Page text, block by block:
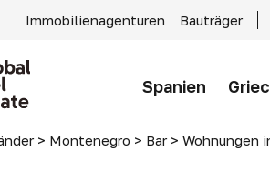
Immobilienagenturen Bauträger
Spanien
> Montenegro > Bar > Wohnungen